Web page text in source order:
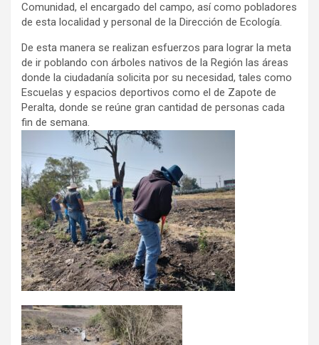
Comunidad, el encargado del campo, así como pobladores
de esta localidad y personal de la Dirección de Ecología.
De esta manera se realizan esfuerzos para lograr la meta
de ir poblando con árboles nativos de la Región las áreas
donde la ciudadanía solicita por su necesidad, tales como
Escuelas y espacios deportivos como el de Zapote de
Peralta, donde se reúne gran cantidad de personas cada
fin de semana.